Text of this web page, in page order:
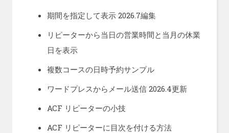
期間を指定して表示 2026.7編集
リピーターから当日の営業時間と当月の休業
日を表示
複数コースの日時予約サンプル
ワードプレスからメール送信 2026.4更新
ACF リピーターの小技
ACF リピーターに目次を付ける方法